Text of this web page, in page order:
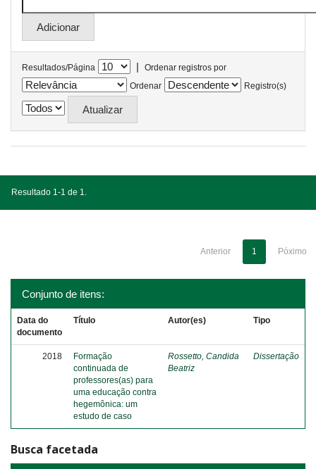
Resultados/Página |
Ordenar registros por
Ordenar
Registro(s)
Resultado 1-1 de 1.
Anterior 1 Póximo
Conjunto de itens:
Data do
documento
Título Autor(es) Tipo
2018
Formação
continuada de
professores(as) para
uma educação contra
hegemônica: um
estudo de caso
Rossetto, Candida
Beatriz
Dissertação
Busca facetada